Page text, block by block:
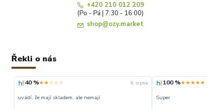
+420 210 012 209
(Po - Pá | 7:30 - 16:00)
shop@ozy.market
Řekli o nás
40 %★★☆☆☆ 6. srpna
uvádí, že mají skladem, ale nemají
100 %★★★★★
Super